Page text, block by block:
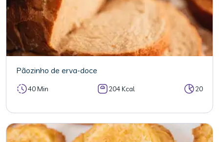
Pãozinho de erva-doce
40 Min 204 Kcal 20